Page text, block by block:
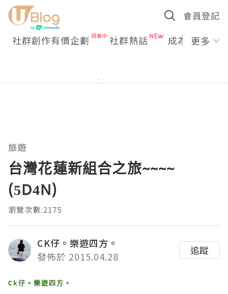
會員登記
社群創作有價企劃 社群熱話 成為U更多
旅遊
台灣花蓮新組合之旅~~~~
(5D4N)
瀏覽次數:2175
CK仔。樂遊四方。
發佈於 2015.04.28
追蹤
Ck仔。樂遊四方。